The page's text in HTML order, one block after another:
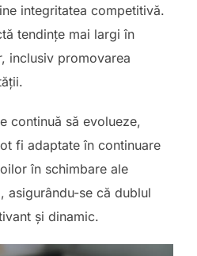
integritatea competitivă.
tendințe mai largi în
inclusiv promovarea
continuă să evolueze,
fi adaptate în continuare
în schimbare ale
asigurându-se că dublul
și dinamic.